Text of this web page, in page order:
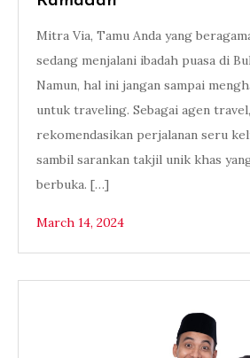
Mitra Via, Tamu Anda yang
sedang menjalani ibadah puasa di
Namun, hal ini jangan sampai
untuk traveling. Sebagai agen
rekomendasikan perjalanan seru
sambil sarankan takjil unik khas
berbuka. […]
March 14, 2024